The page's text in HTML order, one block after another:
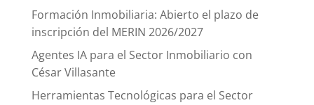
Formación Inmobiliaria: Abierto el plazo de
inscripción del MERIN 2026/2027
Agentes IA para el Sector Inmobiliario con
César Villasante
Herramientas Tecnológicas para el Sector